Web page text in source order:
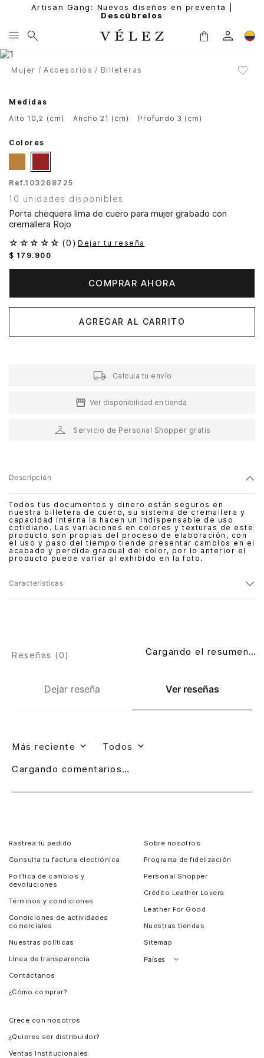
Artisan Gang: Nuevos diseños en preventa |
Descúbrelos
Mujer Accesorios Billeteras
Medidas
alto 10,2 (cm)
ancho 21 (cm) profundo 3 (cm)
Colores
Ref.103268725
10 unidades disponibles
Porta chequera lima de cuero para mujer grabado con
cremallera Rojo
☆ ☆ ☆ ☆ ☆ (0 ) Dejar tu reseña
$ 179. 900
COMPRAR AHORA
AGREGAR AL CARRITO
Calcula tu envío
Ver disponibilidad en tienda
Servicio de Personal Shopper gratis
Descripción
Todos tus documentos y dinero están seguros en
nuestra billetera de cuero, su sistema de cremallera y
capacidad interna la hacen un indispensable de uso
cotidiano. Las variaciones en colores y texturas de este
producto son propias del proceso de elaboración, con
el uso y paso del tiempo tiende presentar cambios en el
acabado y perdida gradual del color, por lo anterior el
producto puede variar al exhibido en la foto.
Características
Dejar reseña Ver reseñas
Reseñas (0) Cargando el resumen…
Más reciente Todos
Cargando comentarios…
Rastrea tu pedido
Consulta tu factura electrónica
Política de cambios y
devoluciones
Términos y condiciones
Condiciones de actividades
comerciales
Nuestras políticas
Línea de transparencia
Contáctanos
¿Cómo comprar?
Sobre nosotros
Programa de fidelización
Personal Shopper
Crédito Leather Lovers
Leather For Good
Nuestras tiendas
Sitemap
Países
Crece con nosotros
¿Quieres ser distribuidor?
Ventas Institucionales